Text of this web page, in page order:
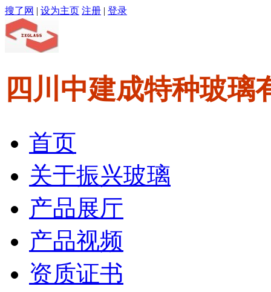
搜了网 | 设为主页 注册 | 登录
四川中建成特种玻璃
首页
关于振兴玻璃
产品展厅
产品视频
资质证书